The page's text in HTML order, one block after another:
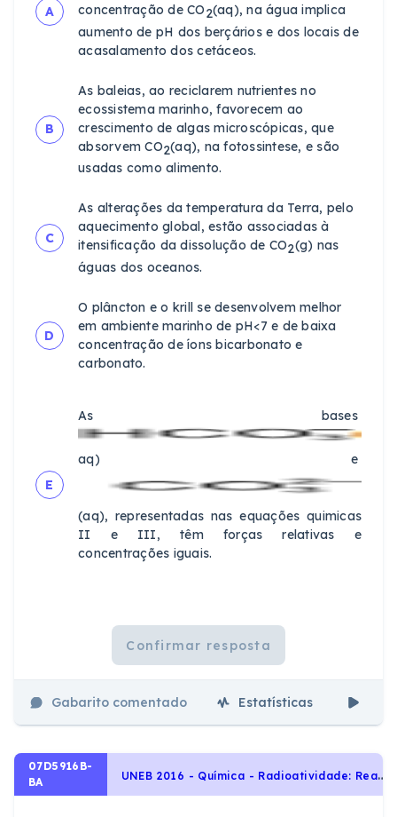
A
concentração de CO2(aq), na água implica
aumento de pH dos berçários e dos locais de
acasalamento dos cetáceos.
B
As baleias, ao reciclarem nutrientes no
ecossistema marinho, favorecem ao
crescimento de algas microscópicas, que
absorvem CO2(aq), na fotossintese, e são
usadas como alimento.
C
As alterações da temperatura da Terra, pelo
aquecimento global, estão associadas à
itensificação da dissolução de CO2(g) nas
águas dos oceanos.
D
O plâncton e o krill se desenvolvem melhor
em ambiente marinho de pH<7 e de baixa
concentração de íons bicarbonato e
carbonato.
E
As bases
aq) e
(aq), representadas nas equações quimicas
II e III, têm forças relativas e
concentrações iguais.
Confirmar resposta
Gabarito comentado Estatísticas
07D5916B-
BA
U
NEB 2016 - Química - Radioatividade: Reações de Fissão e Fusão Nuclear, Desintegração Radioativa e Radioisótopos., Transformações Químicas e Energia